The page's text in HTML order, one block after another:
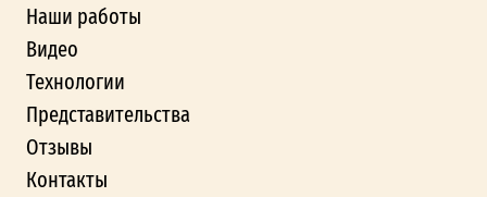
Наши работы
Видео
Технологии
Представительства
Отзывы
Контакты